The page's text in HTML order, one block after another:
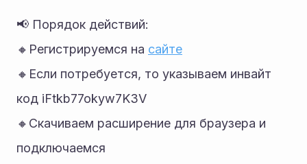
📢 Порядок действий:
🔸Регистрируемся на сайте
🔸Если потребуется, то указываем инвайт
код iFtkb77okyw7K3V
🔸Скачиваем расширение для браузера и
подключаемся